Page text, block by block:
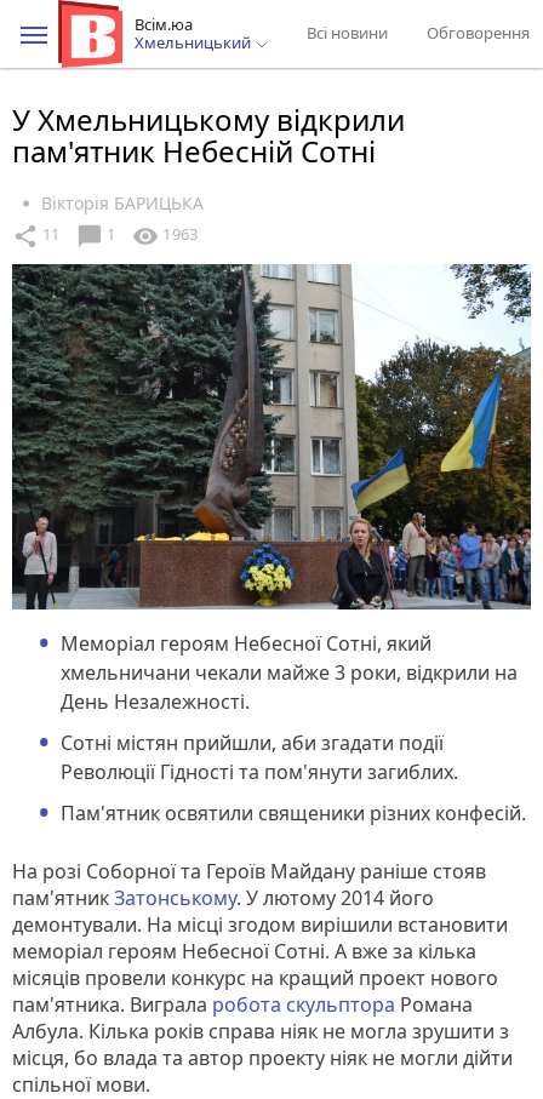
Всім.юа
Хмельницький
Всі новини Обговорення
У Хмельницькому відкрили
пам'ятник Небесній Сотні
Вікторія БАРИЦЬКА
share 11 chat_bubble 1 visibility 1963
Меморіал героям Небесної Сотні, який
хмельничани чекали майже 3 роки, відкрили на
День Незалежності.
Сотні містян прийшли, аби згадати події
Революції Гідності та пом'янути загиблих.
Пам'ятник освятили священики різних конфесій.
На розі Соборної та Героїв Майдану раніше стояв
пам'ятникЗатонському. У лютому 2014 його
демонтували. На місці згодом вирішили встановити
меморіал героям Небесної Сотні. А вже за кілька
місяців провели конкурс на кращий проект нового
пам'ятника. Виграла робота скульптора Романа
Албула. Кілька років справа ніяк не могла зрушити з
місця, бо влада та автор проекту ніяк не могли дійти
спільної мови.